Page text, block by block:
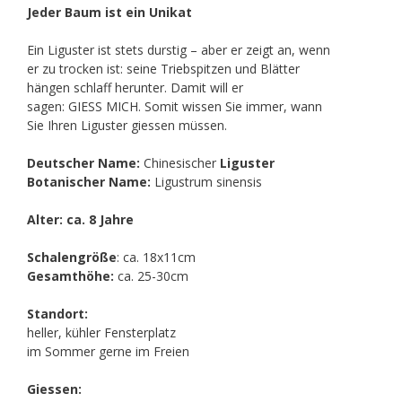
Jeder Baum ist ein Unikat
Ein Liguster ist stets durstig – aber er zeigt an, wenn
er zu trocken ist: seine Triebspitzen und Blätter
hängen schlaff herunter. Damit will er
sagen: GIESS MICH. Somit wissen Sie immer, wann
Sie Ihren Liguster giessen müssen.
Deutscher Name: Chinesischer Liguster
Botanischer Name: Ligustrum sinensis
Alter: ca. 8 Jahre
Schalengröße: ca. 18x11cm
Gesamthöhe: ca. 25-30cm
Standort:
heller, kühler Fensterplatz
im Sommer gerne im Freien
Giessen: